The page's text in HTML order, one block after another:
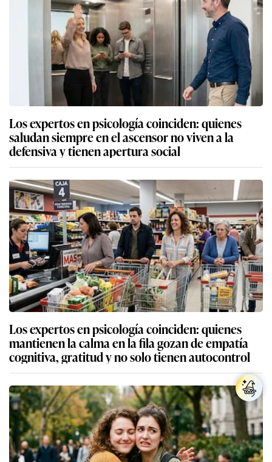
Los expertos en psicología coinciden: quienes
saludan siempre en el ascensor no viven a la
defensiva y tienen apertura social
Los expertos en psicología coinciden: quienes
mantienen la calma en la fila gozan de empatía
cognitiva, gratitud y no solo tienen autocontrol